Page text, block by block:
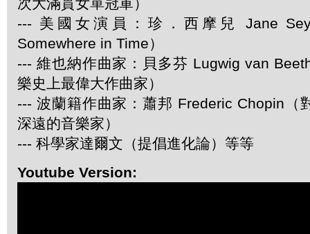
--- 美國女演員：珍．西摩兒 Jane
Somewhere in Time）
--- 維也納作曲家：貝多芬 Lugwig van
樂史上最偉大作曲家）
--- 波蘭籍作曲家：蕭邦 Frederic Chopin（
深遠的音樂家）
--- 科學家達爾文（提倡進化論）等等
Youtube Version: